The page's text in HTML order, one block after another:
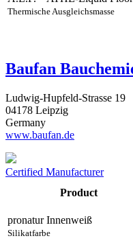
Thermische Ausgleichsmasse
Baufan
Ludwig-Hupfeld-Strasse 19
04178 Leipzig
Germany
www.baufan.de
Certified Manufacturer
Product
pronatur Innenweiß
Silikatfarbe